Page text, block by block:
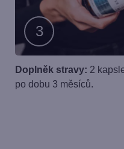
Krok
3
Doplněk stravy: 2
po dobu 3 měsíců.